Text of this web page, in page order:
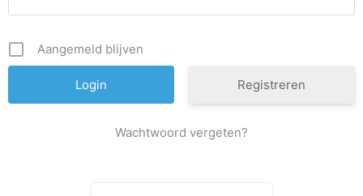
Aangemeld blijven
Registreren
Wachtwoord vergeten?